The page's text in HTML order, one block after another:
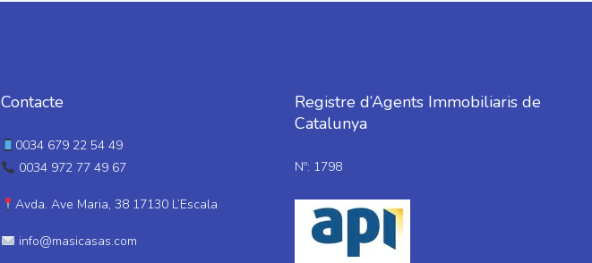
Contacte
0034 679 22 54 49
0034 972 77 49 67
Avda. Ave Maria, 38 17130 L’Escala
info@masicasas.com
Registre d’Agents Immobiliaris de
Catalunya
Nº: 1798